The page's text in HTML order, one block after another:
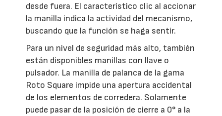
desde fuera. El característico clic al accionar
la manilla indica la actividad del mecanismo,
buscando que la función se haga sentir.
Para un nivel de seguridad más alto, también
están disponibles manillas con llave o
pulsador. La manilla de palanca de la gama
Roto Square impide una apertura accidental
de los elementos de corredera. Solamente
puede pasar de la posición de cierre a 0° a la